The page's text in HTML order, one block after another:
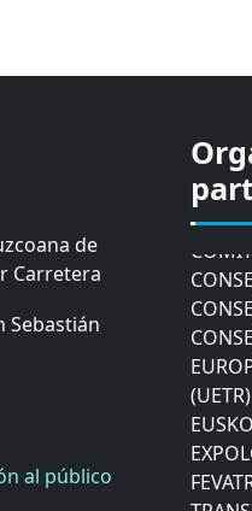
de
Carretera
Sebastián
al público
(UETR)